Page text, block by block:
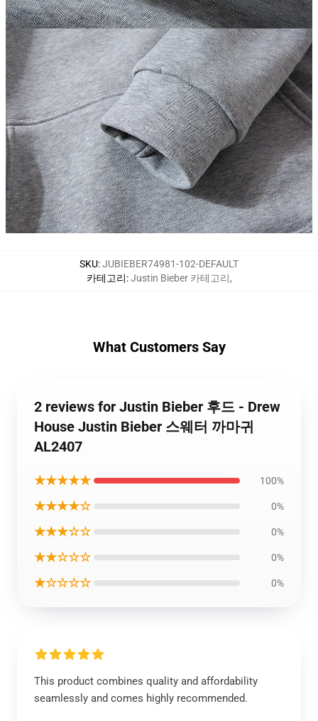
SKU:JUBIEBER74981-102-DEFAULT
카테고리:Justin Bieber 카테고리,
What Customers Say
2 reviews for Justin Bieber 후드 - Drew
House Justin Bieber 스웨터 까마귀
AL2407
★★★★★ 100%
★★★★☆ 0%
★★★☆☆ 0%
★★☆☆☆ 0%
★☆☆☆☆ 0%
This product combines quality and affordability
seamlessly and comes highly recommended.